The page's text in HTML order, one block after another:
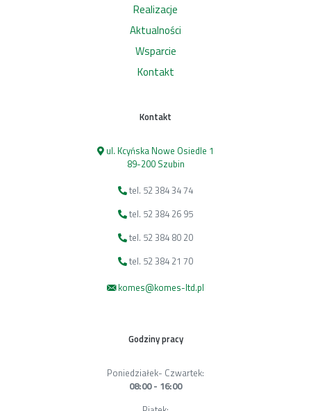
Realizacje
Aktualności
Wsparcie
Kontakt
Kontakt
ul. Kcyńska Nowe Osiedle 1
89-200 Szubin
tel. 52 384 34 74
tel. 52 384 26 95
tel. 52 384 80 20
tel. 52 384 21 70
komes@komes-ltd.pl
Godziny pracy
Poniedziałek- Czwartek:
08:00 - 16:00